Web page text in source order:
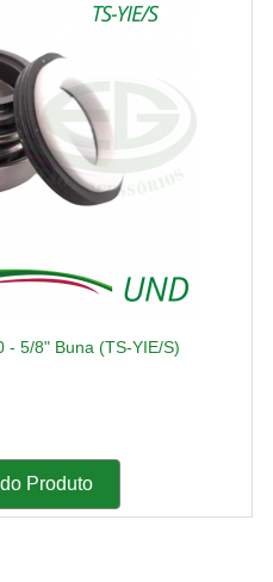
- 5/8" Buna (TS-YIE/S)
Produto